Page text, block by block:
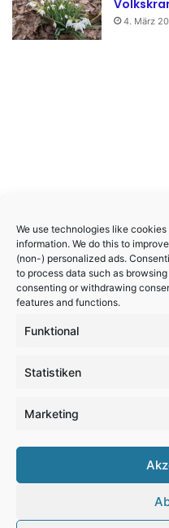
We use technologies like
information. We do this to
(non-) personalized ads.
to process data such as
consenting or withdrawing
features and functions.
Funktional
Statistiken
Marketing
4. März